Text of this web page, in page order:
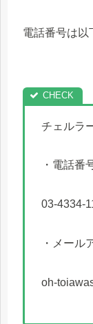
電話番号は以
チェルラ
・電話番
03-4334-
・メール
oh-